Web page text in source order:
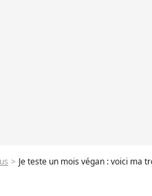
Je teste un mois végan : voici ma